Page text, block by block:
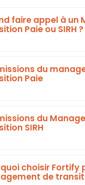
faire appel à un
Paie ou SIRH ?
du
Paie
du
SIRH
choisir Fortify
de